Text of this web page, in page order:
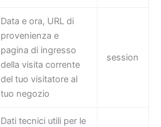
Data e ora, URL di
provenienza e
pagina di ingresso
della visita corrente
del tuo visitatore al
tuo negozio
session
Dati tecnici utili per le